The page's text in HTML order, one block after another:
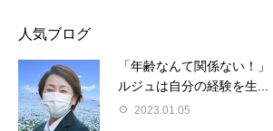
人気ブログ
「年齢なんて関係ない！
ルジュは自分の経験を生...
2023.01.05